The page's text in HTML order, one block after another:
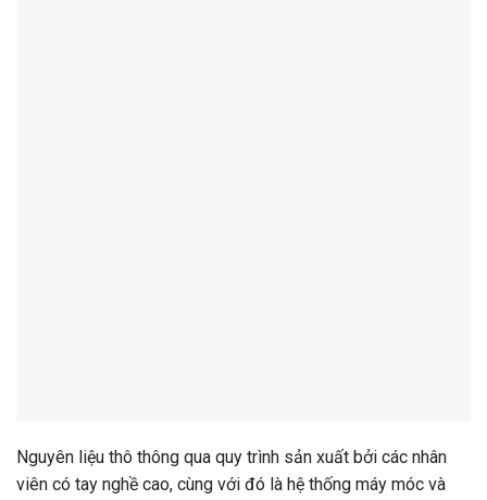
Nguyên liệu thô thông qua quy trình sản xuất bởi các nhân
viên có tay nghề cao, cùng với đó là hệ thống máy móc và